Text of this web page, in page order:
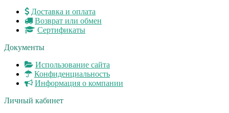
Доставка и оплата
Возврат или обмен
Сертификаты
Документы
Использование сайта
Конфиденциальность
Информация о компании
Личный кабинет